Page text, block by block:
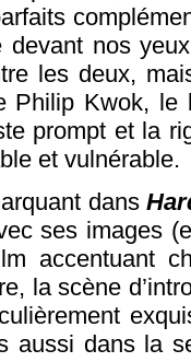
devant nos
les deux,
Philip Kwok,
prompt et la
et vulnérable.
dans
ses images
accentuant
la scène
aussi dans la